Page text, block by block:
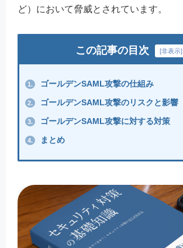
ど）において脅威とされています。
この記事の目次 [非表示]
1. ゴールデンSAML攻撃の仕組み
2. ゴールデンSAML攻撃のリスクと影響
3. ゴールデンSAML攻撃に対する対策
4. まとめ